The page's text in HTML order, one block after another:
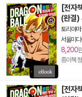
[전자
(완결)
토리야
서울미
8,200
종이책
[전자